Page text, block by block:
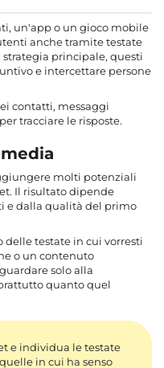
un'app o un gioco mobile
anche tramite testate
strategia principale, questi
e intercettare persone
contatti, messaggi
tracciare le risposte.
molti potenziali
Il risultato dipende
e dalla qualità del primo
delle testate in cui vorresti
o un contenuto
solo alla
quanto quel
e individua le testate
in cui ha senso